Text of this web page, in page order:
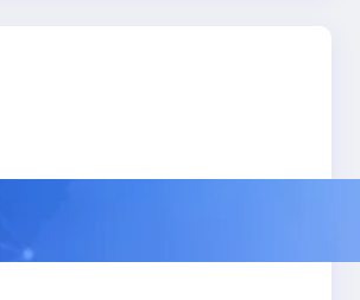
sortie (et ce que ça va